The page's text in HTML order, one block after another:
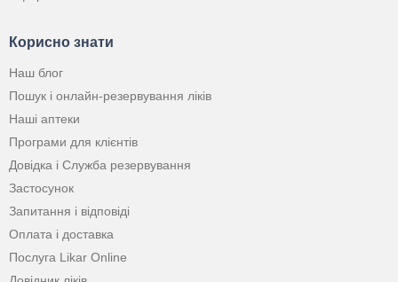
Корисно знати
Наш блог
Пошук і онлайн-резервування ліків
Наші аптеки
Програми для клієнтів
Довідка і Служба резервування
Застосунок
Запитання і відповіді
Оплата і доставка
Послуга Likar Online